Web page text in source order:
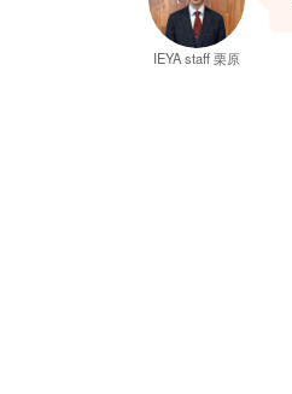
IEYA staff 栗原